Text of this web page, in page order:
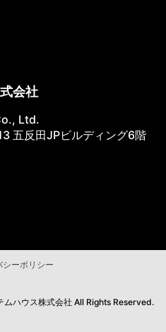
会社
Ltd.
五反田JPビルディング6階
ムハウス株式会社 All Rights Reserved.
シーポリシー